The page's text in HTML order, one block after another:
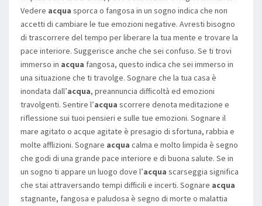
Vedere acqua sporca o fangosa in un sogno indica che non
accetti di cambiare le tue emozioni negative. Avresti bisogno
di trascorrere del tempo per liberare la tua mente e trovare la
pace interiore. Suggerisce anche che sei confuso. Se ti trovi
immerso in acqua fangosa, questo indica che sei immerso in
una situazione che ti travolge. Sognare che la tua casa è
inondata dall’acqua, preannuncia difficoltà ed emozioni
travolgenti. Sentire l’acqua scorrere denota meditazione e
riflessione sui tuoi pensieri e sulle tue emozioni. Sognare il
mare agitato o acque agitate è presagio di sfortuna, rabbia e
molte afflizioni. Sognare acqua calma e molto limpida è segno
che godi di una grande pace interiore e di buona salute. Se in
un sogno ti appare un luogo dove l’acqua scarseggia significa
che stai attraversando tempi difficili e incerti. Sognare acqua
stagnante, fangosa e paludosa è segno di morte o malattia